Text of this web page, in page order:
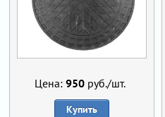
Цена: 950 руб./шт.
Купить